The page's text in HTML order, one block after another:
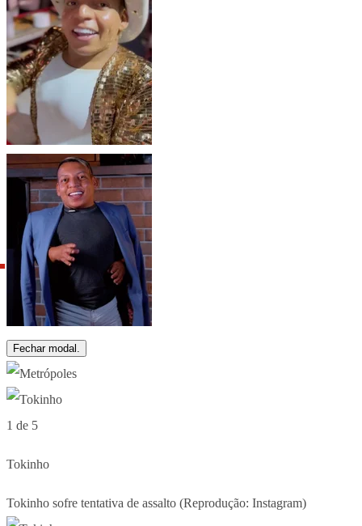
Fechar modal.
1 de 5
Tokinho
Tokinho sofre tentativa de assalto (Reprodução: Instagram)